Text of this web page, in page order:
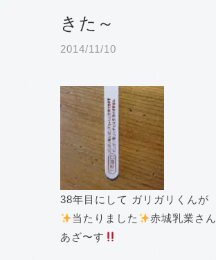
きた～
2014/11/10
38年目にして ガリガリくんが
当たりました
赤城乳業さん
あざ〜す